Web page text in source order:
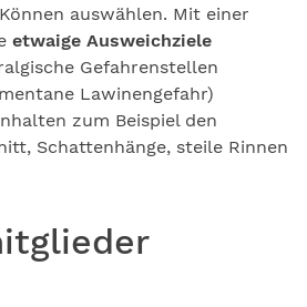
auswählen. Mit einer
etwaige Ausweichziele
Gefahrenstellen
Lawinengefahr)
zum Beispiel den
Schattenhänge, steile Rinnen